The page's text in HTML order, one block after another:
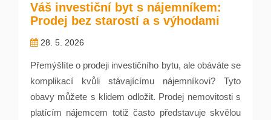
Váš investiční byt s nájemníkem:
Prodej bez starostí a s výhodami
28. 5. 2026
Přemýšlíte o prodeji investičního bytu, ale obáváte se
komplikací kvůli stávajícímu nájemníkovi? Tyto
obavy můžete s klidem odložit. Prodej nemovitosti s
platícím nájemcem totiž často představuje skvělou